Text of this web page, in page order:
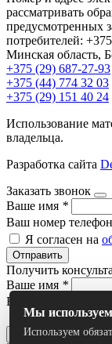
рассматривать
предусмотренных
потребителей:
Минская область,
+375 (29) 687-27-93
+375 (44) 774 32 03
+375 (29) 151 40 24
Использование
владельца.
Разработка сайта
Заказать звонок
Ваше имя *
Ваш номер
Я согласен на
Отправить
Получить
Ваше имя *
Ваш номер
Я согласен на
Отправить
Мы
Используем